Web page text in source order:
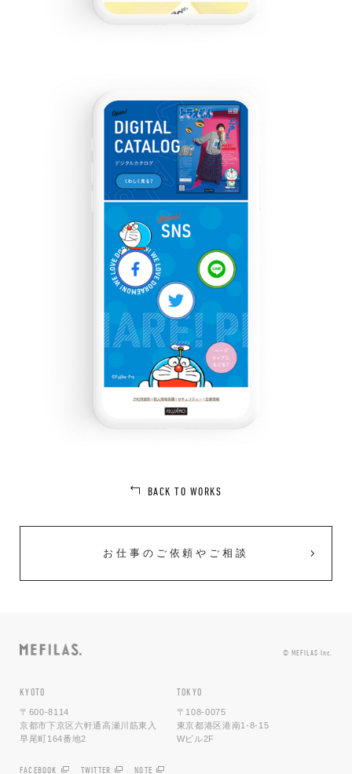
BACK TO WORKS
お仕事のご依頼やご相談
KYOTO
〒600-8114
京都市下京区六軒通高瀬川筋東入
早尾町164番地2
TOKYO
〒108-0075
東京都港区港南1-8-15
Wビル2F
FACEBOOK TWITTER NOTE
© MEFILAS Inc.